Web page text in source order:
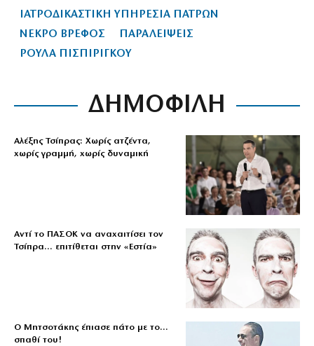
ΙΑΤΡΟΔΙΚΑΣΤΙΚΗ ΥΠΗΡΕΣΙΑ ΠΑΤΡΩΝ
ΝΕΚΡΟ ΒΡΕΦΟΣ
ΠΑΡΑΛΕΙΨΕΙΣ
ΡΟΥΛΑ ΠΙΣΠΙΡΙΓΚΟΥ
ΔΗΜΟΦΙΛΗ
Αλέξης Τσίπρας: Χωρίς ατζέντα,
χωρίς γραμμή, χωρίς δυναμική
Αντί το ΠΑΣΟΚ να αναχαιτίσει τον
Τσίπρα… επιτίθεται στην «Εστία»
Ο Μητσοτάκης έπιασε πάτο με το…
σπαθί του!